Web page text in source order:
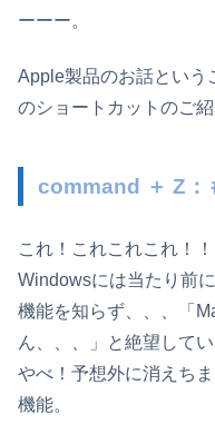
ーーー。
Apple製品のお話という
のショートカットのご紹
command ＋ Z：
これ！これこれこれ！
Windowsには当たり前
機能を知らず、、、「
ん、、、」と絶望してい
やべ！予想外に消えち
機能。